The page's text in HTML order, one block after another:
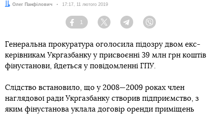
Автор:
Олег Панфілович Дата:
17:17, 11 лютого 2019
Facebook
1
Twitter TelegramViber
Генеральна прокуратура оголосила підозру двом екс-
керівникам Укргазбанку у присвоєнні 39 млн грн коштів
фінустанови, йдеться у повідомленні ГПУ.
Слідство встановило, що у 2008—2009 роках член
наглядової ради Укргазбанку створив підприємство, з
яким фінустанова уклала договір оренди приміщень